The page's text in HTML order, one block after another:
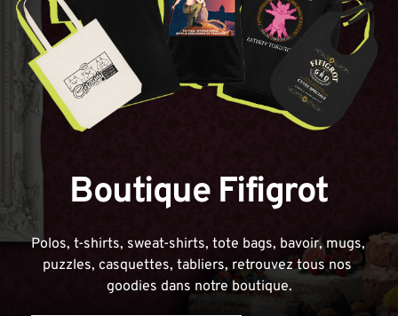
Boutique Fifigrot
Polos, t-shirts, sweat-shirts, tote bags, bavoir, mugs,
puzzles, casquettes, tabliers, retrouvez tous nos
goodies dans notre boutique.